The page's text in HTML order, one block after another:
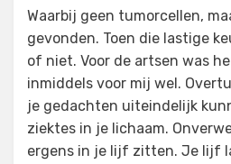
Waarbij geen tumorcellen,
gevonden. Toen die lastige
of niet. Voor de artsen was
inmiddels voor mij wel.
je gedachten uiteindelijk
ziektes in je lichaam.
ergens in je lijf zitten. Je lijf